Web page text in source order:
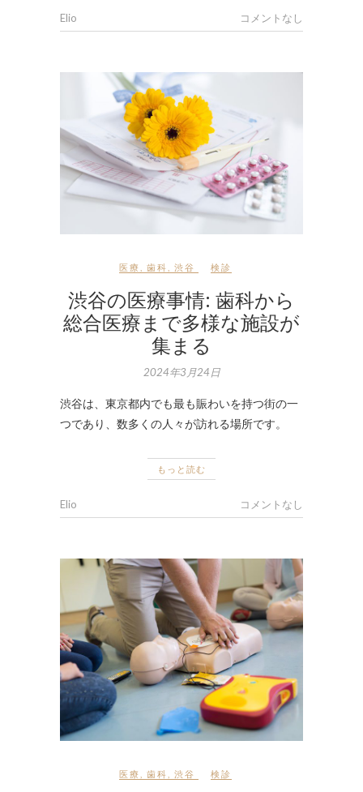
Elio コメントなし
医療 歯科 渋谷 検診
渋谷の医療事情: 歯科から
総合医療まで多様な施設が
集まる
2024年3月24日
渋谷は、東京都内でも最も賑わいを持つ街の一
つであり、数多くの人々が訪れる場所です。
もっと読む
Elio コメントなし
医療 歯科 渋谷 検診